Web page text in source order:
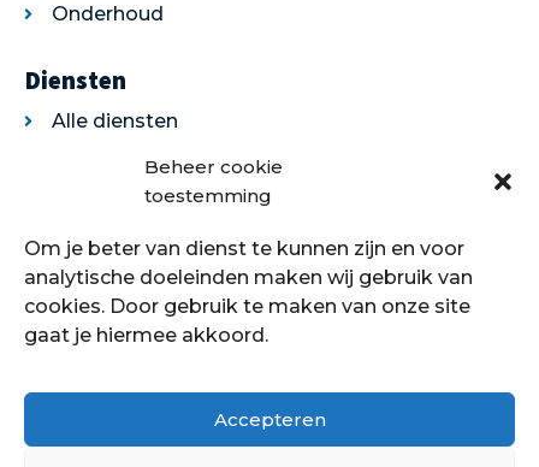
Beheer cookie
toestemming
Om je beter van dienst te kunnen zijn en voor
analytische doeleinden maken wij gebruik van
cookies. Door gebruik te maken van onze site
gaat je hiermee akkoord.
Accepteren
Onderhoud
Diensten
Alle diensten
Egaliseren
Traprenovatie
Over ons
Over ons
Showroom
Offerte aanvragen